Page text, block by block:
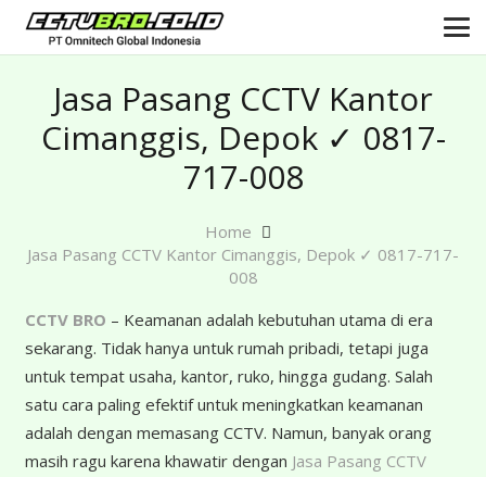
Jasa Pasang CCTV Kantor
Cimanggis, Depok ✓ 0817-
717-008
Home
Jasa Pasang CCTV Kantor Cimanggis, Depok ✓ 0817-717-
008
CCTV BRO – Keamanan adalah kebutuhan utama di era
sekarang. Tidak hanya untuk rumah pribadi, tetapi juga
untuk tempat usaha, kantor, ruko, hingga gudang. Salah
satu cara paling efektif untuk meningkatkan keamanan
adalah dengan memasang CCTV. Namun, banyak orang
masih ragu karena khawatir dengan Jasa Pasang CCTV